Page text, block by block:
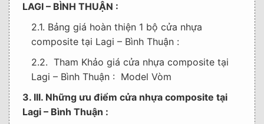
LAGI – BÌNH THUẬN :
2.1. Bảng giá hoàn thiện 1 bộ cửa nhựa
composite tại Lagi – Bình Thuận :
2.2. Tham Khảo giá cửa nhựa composite tại
Lagi – Bình Thuận : Model Vòm
3. III. Những ưu điểm cửa nhựa composite tại
Lagi – Bình Thuận :